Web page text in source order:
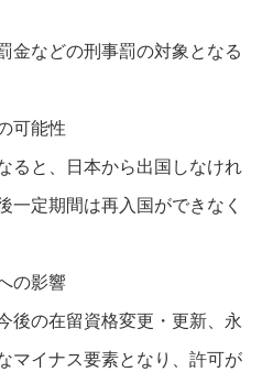
金などの刑事罰の対象となる
可能性
ると、日本から出国しなけれ
一定期間は再入国ができなく
の影響
後の在留資格変更・更新、永
マイナス要素となり、許可が